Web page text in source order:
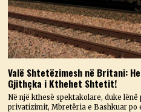
Valë Shtetëzimesh në Britani:
Gjithçka i Kthehet Shtetit!
Në një kthesë spektakolare, duke
privatizimit, Mbretëria e Bashkuar po